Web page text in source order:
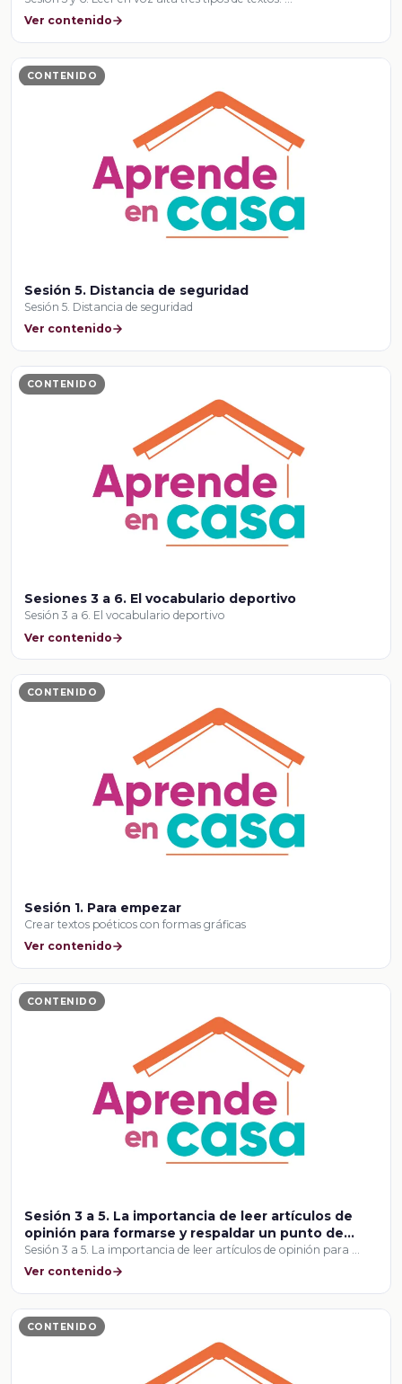
Ver contenido
CONTENIDO
Sesión 5. Distancia de seguridad
Sesión 5. Distancia de seguridad
Ver contenido
CONTENIDO
Sesiones 3 a 6. El vocabulario deportivo
Sesión 3 a 6. El vocabulario deportivo
Ver contenido
CONTENIDO
Sesión 1. Para empezar
Crear textos poéticos con formas gráficas
Ver contenido
CONTENIDO
Sesión 3 a 5. La importancia de leer artículos de
opinión para formarse y respaldar un punto de
vista personal
Sesión 3 a 5. La importancia de leer artículos de opinión para …
Ver contenido
CONTENIDO